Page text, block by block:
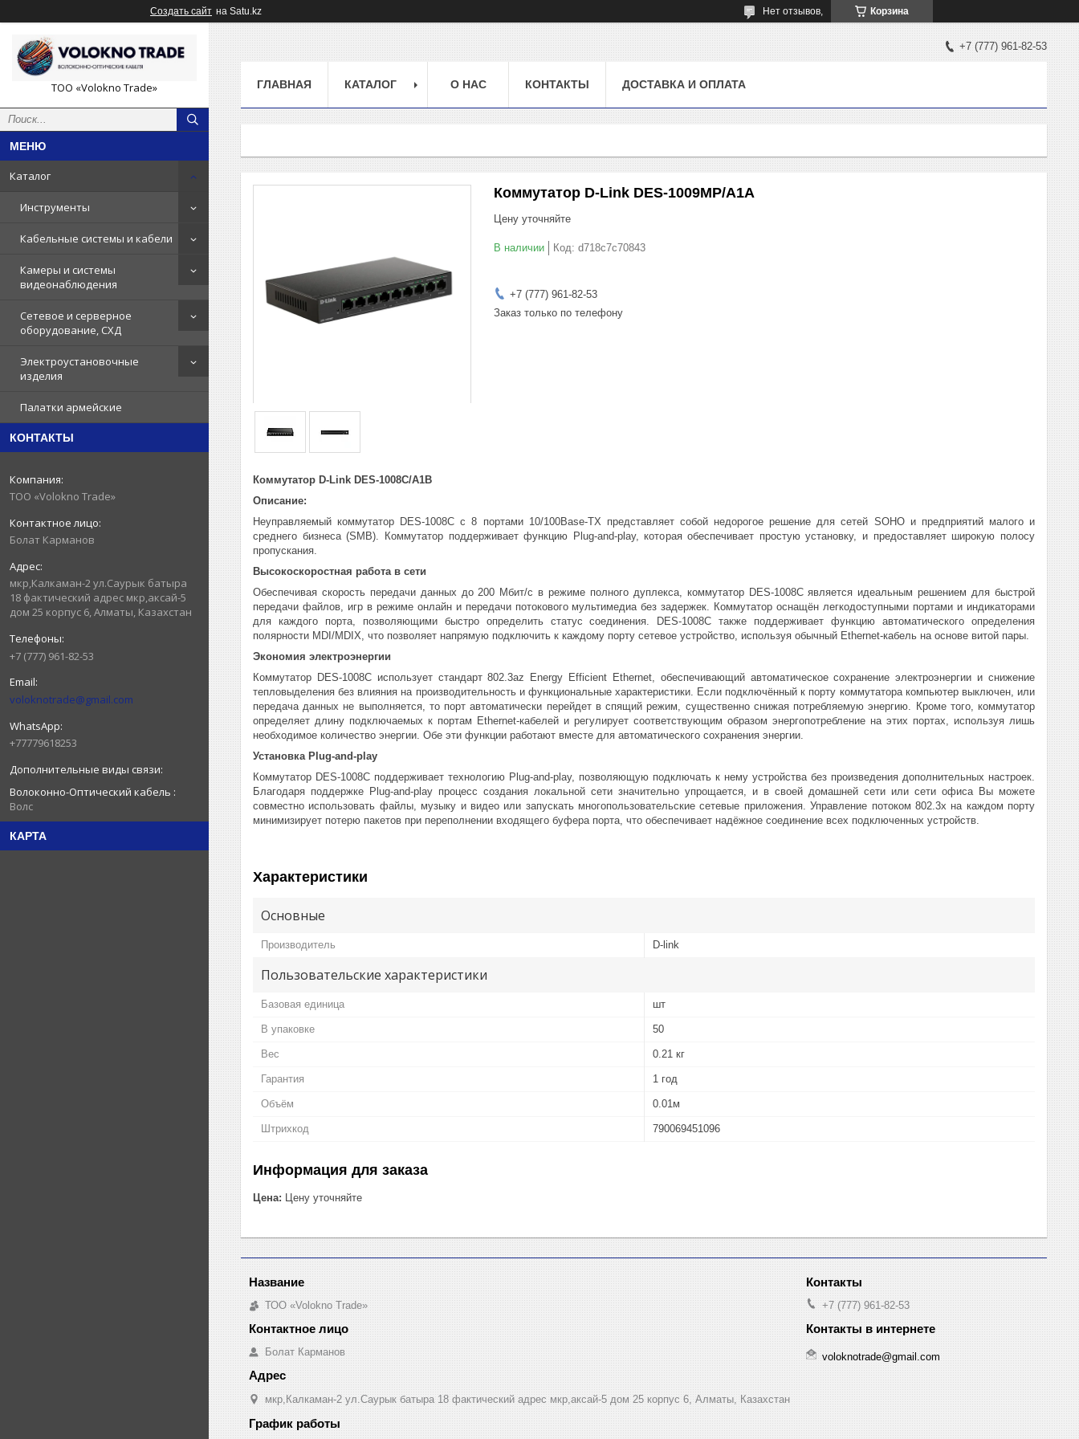
Создать сайт на Satu.kz Корзина
Нет отзывов,
ТОО «Volokno Trade»
Каталог
Инструменты
Кабельные системы и кабели
Камеры и системы
видеонаблюдения
Сетевое и серверное
оборудование, СХД
Электроустановочные
изделия
Палатки армейские
КОНТАКТЫ
ТОО «Volokno Trade»
Болат Карманов
мкр,Калкаман-2 ул.Саурык батыра
18 фактический адрес мкр,аксай-5
дом 25 корпус 6, Алматы, Казахстан
+7 (777) 961-82-53
voloknotrade@gmail.com
+77779618253
Волоконно-Оптический кабель
Волс
КАРТА
+7 (777) 961-82-53
ГЛАВНАЯ КАТАЛОГ О НАС КОНТАКТЫ ДОСТАВКА И ОПЛАТА
Коммутатор D-Link DES-1009MP/A1A
Цену уточняйте
В наличии Код: d718c7c70843
+7 (777) 961-82-53
Заказ только по телефону
Коммутатор D-Link DES-1008C/A1B
Описание:
Неуправляемый коммутатор DES-1008C с 8 портами 10/100Base-TX представляет собой недорогое решение для сетей SOHO и предприятий малого и
среднего бизнеса (SMB). Коммутатор поддерживает функцию Plug-and-play, которая обеспечивает простую установку, и предоставляет широкую полосу
пропускания.
Высокоскоростная работа в сети
Обеспечивая скорость передачи данных до 200 Мбит/с в режиме полного дуплекса, коммутатор DES-1008С является идеальным решением для быстрой
передачи файлов, игр в режиме онлайн и передачи потокового мультимедиа без задержек. Коммутатор оснащён легкодоступными портами и индикаторами
для каждого порта, позволяющими быстро определить статус соединения. DES-1008С также поддерживает функцию автоматического определения
полярности MDI/MDIX, что позволяет напрямую подключить к каждому порту сетевое устройство, используя обычный Ethernet-кабель на основе витой пары.
Экономия электроэнергии
Коммутатор DES-1008С использует стандарт 802.3az Energy Efficient Ethernet, обеспечивающий автоматическое сохранение электроэнергии и снижение
тепловыделения без влияния на производительность и функциональные характеристики. Если подключённый к порту коммутатора компьютер выключен, или
передача данных не выполняется, то порт автоматически перейдет в спящий режим, существенно снижая потребляемую энергию. Кроме того, коммутатор
определяет длину подключаемых к портам Ethernet-кабелей и регулирует соответствующим образом энергопотребление на этих портах, используя лишь
необходимое количество энергии. Обе эти функции работают вместе для автоматического сохранения энергии.
Установка Plug-and-play
Коммутатор DES-1008С поддерживает технологию Plug-and-play, позволяющую подключать к нему устройства без произведения дополнительных настроек.
Благодаря поддержке Plug-and-play процесс создания локальной сети значительно упрощается, и в своей домашней сети или сети офиса Вы можете
совместно использовать файлы, музыку и видео или запускать многопользовательские сетевые приложения. Управление потоком 802.3x на каждом порту
минимизирует потерю пакетов при переполнении входящего буфера порта, что обеспечивает надёжное соединение всех подключенных устройств.
Характеристики
Основные
Производитель D-link
Пользовательские характеристики
Базовая единица шт
В упаковке 50
Вес 0.21 кг
Гарантия 1 год
Объём 0.01м
Штрихкод 790069451096
Информация для заказа
Цена: Цену уточняйте
ТОО «Volokno Trade»
Болат Карманов
мкр,Калкаман-2 ул.Саурык батыра 18 фактический адрес мкр,аксай-5 дом 25 корпус 6, Алматы, Казахстан
+7 (777) 961-82-53
voloknotrade@gmail.com
График работы